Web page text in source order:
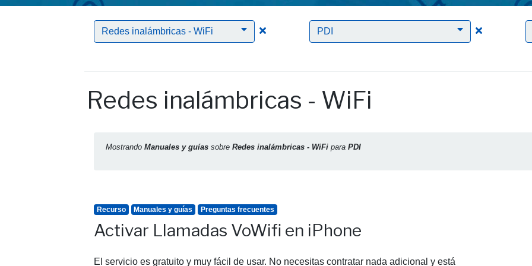
Redes inalámbricas - WiFi Clic para borrar el filtro Redes inalámbricas - WiFi
PDI Clic para
Redes inalámbricas - WiFi
Mostrando Manuales y guías sobre Redes inalámbricas - WiFi para PDI
Recurso Manuales y guías Preguntas frecuentes
Activar Llamadas VoWifi en iPhone
El servicio es gratuito y muy fácil de usar. No necesitas contratar nada adicional y está